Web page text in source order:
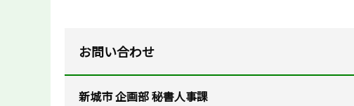
お問い合わせ
新城市 企画部 秘書人事課